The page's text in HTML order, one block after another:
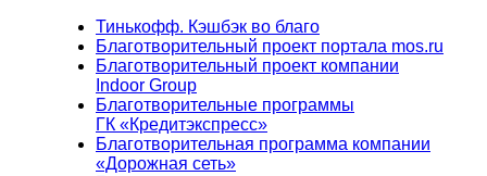
Тинькофф. Кэшбэк во благо
Благотворительный проект портала mos.ru
Благотворительный проект компании
Indoor Group
Благотворительные программы
ГК «Кредитэкспресс»
Благотворительная программа компании
«Дорожная сеть»